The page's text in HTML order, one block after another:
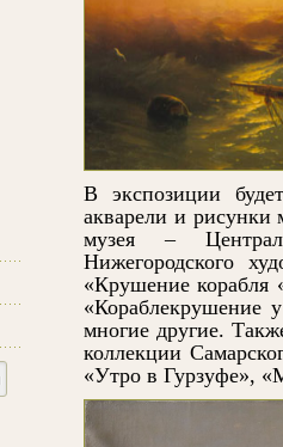
В экспозиции
акварели и рисунки
музея –
Нижегородского
«Крушение корабля
«Кораблекрушение
многие другие.
коллекции
«Утро в Гурзуфе»,